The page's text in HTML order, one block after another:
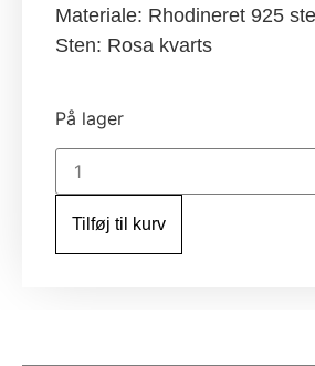
Materiale: Rhodineret 925
Sten: Rosa kvarts
På lager
Water
pendant
rosa
RHTilføj til kurv